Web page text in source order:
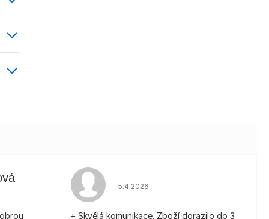
je 5 z 5 hvězdiček.
Hodnocení obchodu je 5 z 5
5.4.2026
+ Skvělá komunikace. Zboží dorazilo do 3